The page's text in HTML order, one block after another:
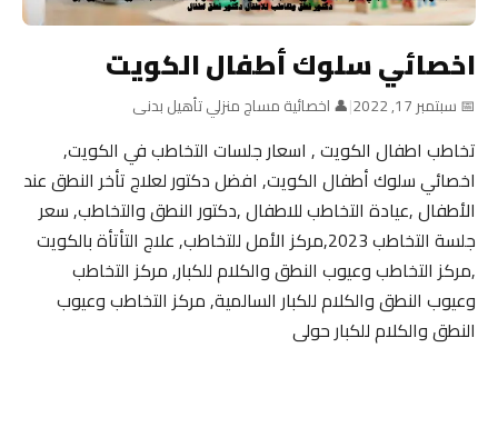
اخصائي سلوك أطفال الكويت
📅 سبتمبر 17, 2022 |👤 اخصائية مساج منزلي تأهيل بدنى
تخاطب اطفال الكويت , اسعار جلسات التخاطب في الكويت,
اخصائي سلوك أطفال الكويت, افضل دكتور لعلاج تأخر النطق عند
الأطفال ,عيادة التخاطب للاطفال ,دكتور النطق والتخاطب, سعر
جلسة التخاطب 2023,مركز الأمل للتخاطب, علاج التأتأة بالكويت
,مركز التخاطب وعيوب النطق والكلام للكبار, مركز التخاطب
وعيوب النطق والكلام للكبار السالمية, مركز التخاطب وعيوب
النطق والكلام للكبار حولى